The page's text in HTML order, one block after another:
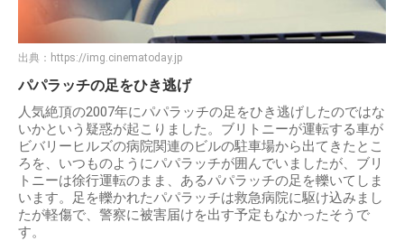
出典： https://img.cinematoday.jp
パパラッチの足をひき逃げ
人気絶頂の2007年にパパラッチの足をひき逃げしたのではな
いかという疑惑が起こりました。ブリトニーが運転する車が
ビバリーヒルズの病院関連のビルの駐車場から出てきたとこ
ろを、いつものようにパパラッチが囲んでいましたが、ブリ
トニーは徐行運転のまま、あるパパラッチの足を轢いてしま
います。足を轢かれたパパラッチは救急病院に駆け込みまし
たが軽傷で、警察に被害届けを出す予定もなかったそうで
す。